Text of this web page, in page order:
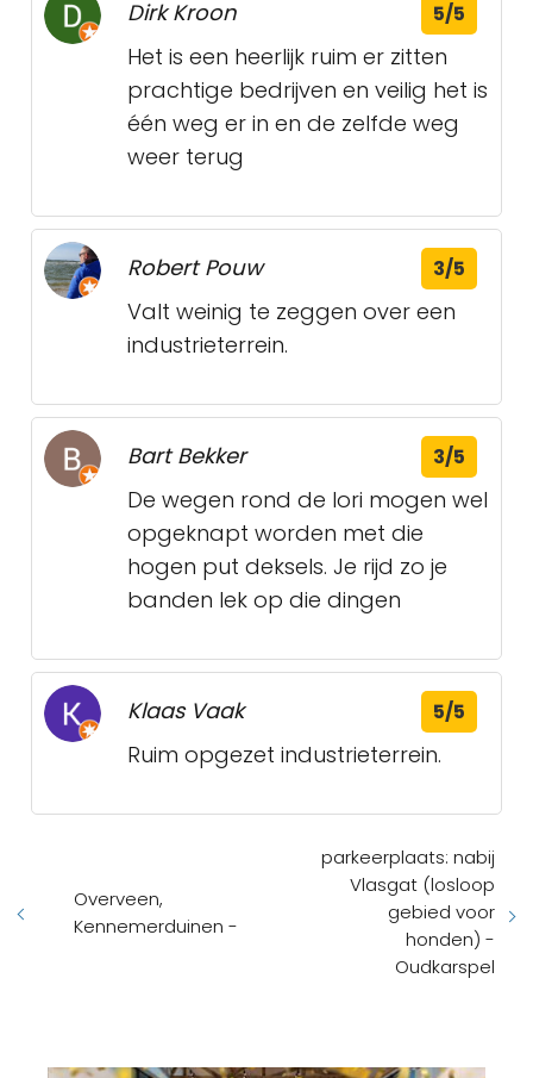
Dirk Kroon 5/5
Het is een heerlijk ruim er zitten
prachtige bedrijven en veilig het is
één weg er in en de zelfde weg
weer terug
Robert Pouw 3/5
Valt weinig te zeggen over een
industrieterrein.
Bart Bekker 3/5
De wegen rond de lori mogen wel
opgeknapt worden met die
hogen put deksels. Je rijd zo je
banden lek op die dingen
Klaas Vaak 5/5
Ruim opgezet industrieterrein.
Overveen,
Kennemerduinen -
parkeerplaats: nabij
Vlasgat (losloop
gebied voor
honden) -
Oudkarspel